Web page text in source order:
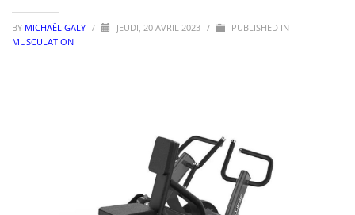
BY MICHAËL GALY / JEUDI, 20 AVRIL 2023 /
PUBLISHED IN
MUSCULATION